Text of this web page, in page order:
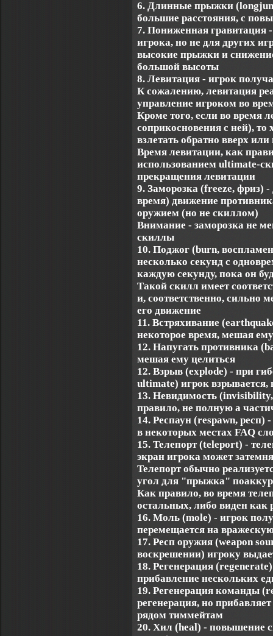
6. Длинные прыжки
большие расстояния, с
7. Пониженная гравитация
игрока, но не для других
высокие прыжки и
большой высоты
8. Левитация - игрок
К сожалению, левитация
управление игроком во
Кроме того, если во время
соприкосновения с ней),
взлетать обратно вверх
Время левитации, как
использованием ultimate-
прекращения левитации
9. Заморозка (freeze, фриз)
время) движение
оружием (но не скиллом)
Внимание - заморозка не
скиллы
10. Поджог (burn,
несколько секунд с
каждую секунду, пока он
Такой скилл имеет
и, соответственно, сильно
его движение
11. Встряхивание
некоторое время, мешая
12. Напугать противника
мешая ему целиться
12. Взрыв (explode) - при
ultimate) игрок
13. Невидимость (invisibility,
правило, не полную а
14. Респаун (respawn,
в некоторых местах FAQ
15. Телепорт (teleport) -
экран игрока может
Телепорт обычно
угол для "прыжка"
Как правило, во время
остальных, либо виден как
16. Моль (mole) - игрок
перемещается на
17. Респ оружия (weapon
воскрешении) игроку
18. Регенерация
прибавление нескольких
19. Регенерация команды
регенерация, но
рядом тиммейтам
20. Хил (heal) - повышение